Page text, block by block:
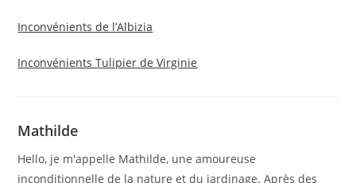
Inconvénients de l’Albizia
Inconvénients Tulipier de Virginie
Mathilde
Hello, je m'appelle Mathilde, une amoureuse
inconditionnelle de la nature et du jardinage. Après des